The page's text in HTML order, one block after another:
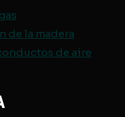
de la madera
de aire